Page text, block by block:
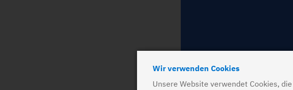
Wir verwenden Cookies
Unsere Website verwendet Cookies,